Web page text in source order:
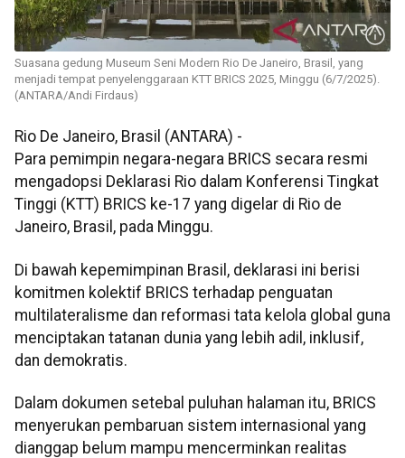
Suasana gedung Museum Seni Modern Rio De Janeiro, Brasil, yang
menjadi tempat penyelenggaraan KTT BRICS 2025, Minggu (6/7/2025).
(ANTARA/Andi Firdaus)
Rio De Janeiro, Brasil (ANTARA) -
Para pemimpin negara-negara BRICS secara resmi
mengadopsi Deklarasi Rio dalam Konferensi Tingkat
Tinggi (KTT) BRICS ke-17 yang digelar di Rio de
Janeiro, Brasil, pada Minggu.
Di bawah kepemimpinan Brasil, deklarasi ini berisi
komitmen kolektif BRICS terhadap penguatan
multilateralisme dan reformasi tata kelola global guna
menciptakan tatanan dunia yang lebih adil, inklusif,
dan demokratis.
Dalam dokumen setebal puluhan halaman itu, BRICS
menyerukan pembaruan sistem internasional yang
dianggap belum mampu mencerminkan realitas